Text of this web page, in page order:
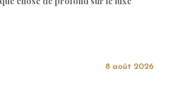
8 août 2026